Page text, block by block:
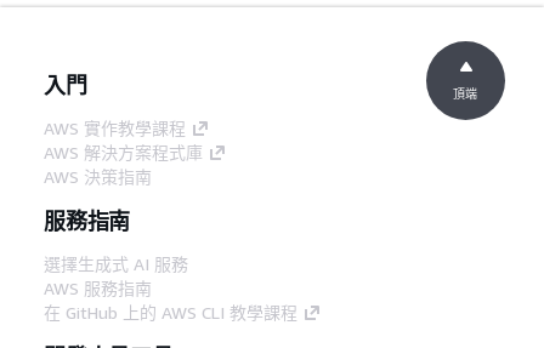
入門
AWS 實作教學課程
AWS 解決方案程式庫
AWS 決策指南
服務指南
選擇生成式 AI 服務
AWS 服務指南
在 GitHub 上的 AWS CLI 教學課程
頂端